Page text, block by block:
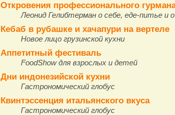
Откровения профессионального
Леонид Гелибтерман о себе, еде-питье и о
Кебаб в рубашке и хачапури на вертеле
Новое лицо грузинской кухни
Аппетитный фестиваль
FoodShow для взрослых и детей
Дни индонезийской кухни
Гастрономический глобус
Квинтэссенция итальянского вкуса
Гастрономический глобус